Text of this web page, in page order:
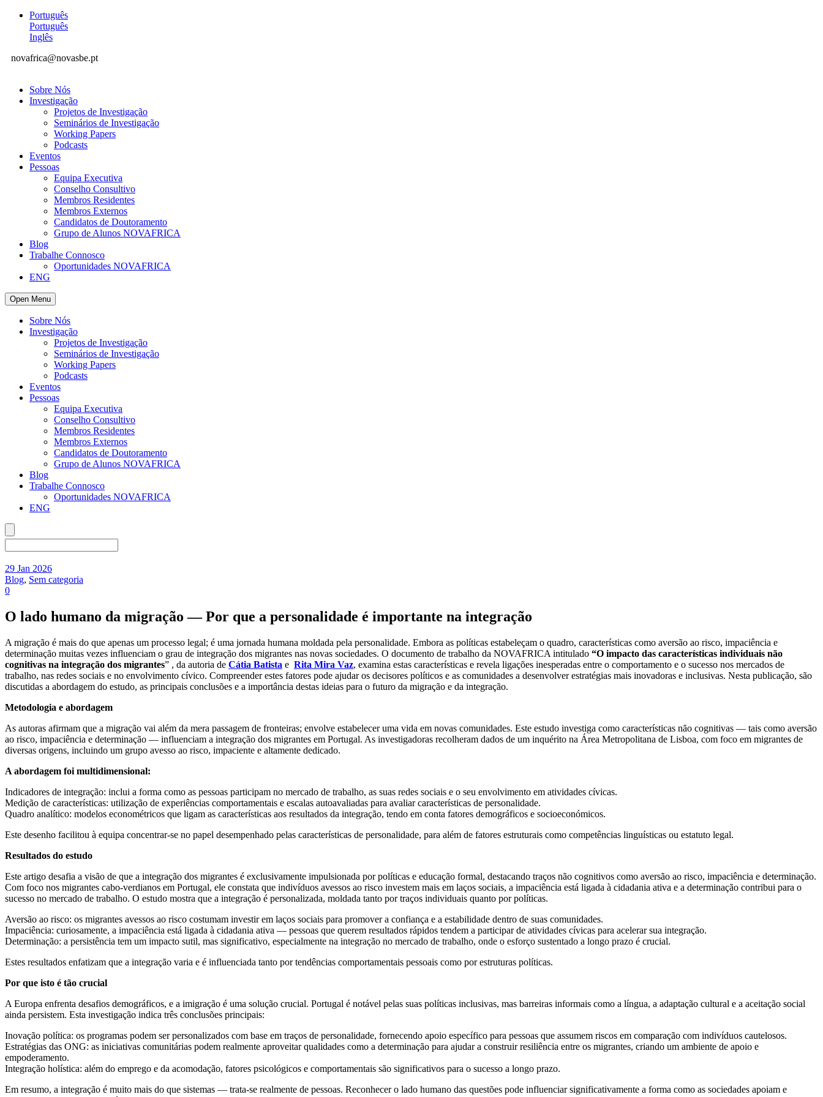
Português
Português
Inglês
novafrica@novasbe.pt
Sobre Nós
Investigação
Projetos de Investigação
Seminários de Investigação
Working Papers
Podcasts
Eventos
Pessoas
Equipa Executiva
Conselho Consultivo
Membros Residentes
Membros Externos
Candidatos de Doutoramento
Grupo de Alunos NOVAFRICA
Blog
Trabalhe Connosco
Oportunidades NOVAFRICA
ENG
Open Menu
Sobre Nós
Investigação
Projetos de Investigação
Seminários de Investigação
Working Papers
Podcasts
Eventos
Pessoas
Equipa Executiva
Conselho Consultivo
Membros Residentes
Membros Externos
Candidatos de Doutoramento
Grupo de Alunos NOVAFRICA
Blog
Trabalhe Connosco
Oportunidades NOVAFRICA
ENG
29 Jan 2026
Blog, Sem categoria
0
O lado humano da migração — Por que a personalidade é importante na integração
A migração é mais do que apenas um processo legal; é uma jornada humana moldada pela personalidade. Embora as políticas estabeleçam o quadro, características como aversão ao risco, impaciência e
determinação muitas vezes influenciam o grau de integração dos migrantes nas novas sociedades. O documento de trabalho da NOVAFRICA intitulado “O impacto das características individuais não
cognitivas na integração dos migrantes” , da autoria de Cátia Batista e Rita Mira Vaz, examina estas características e revela ligações inesperadas entre o comportamento e o sucesso nos mercados de
trabalho, nas redes sociais e no envolvimento cívico. Compreender estes fatores pode ajudar os decisores políticos e as comunidades a desenvolver estratégias mais inovadoras e inclusivas. Nesta publicação, são
discutidas a abordagem do estudo, as principais conclusões e a importância destas ideias para o futuro da migração e da integração.
Metodologia e abordagem
As autoras afirmam que a migração vai além da mera passagem de fronteiras; envolve estabelecer uma vida em novas comunidades. Este estudo investiga como características não cognitivas — tais como aversão
ao risco, impaciência e determinação — influenciam a integração dos migrantes em Portugal. As investigadoras recolheram dados de um inquérito na Área Metropolitana de Lisboa, com foco em migrantes de
diversas origens, incluindo um grupo avesso ao risco, impaciente e altamente dedicado.
A abordagem foi multidimensional:
Indicadores de integração: inclui a forma como as pessoas participam no mercado de trabalho, as suas redes sociais e o seu envolvimento em atividades cívicas.
Medição de características: utilização de experiências comportamentais e escalas autoavaliadas para avaliar características de personalidade.
Quadro analítico: modelos econométricos que ligam as características aos resultados da integração, tendo em conta fatores demográficos e socioeconómicos.
Este desenho facilitou à equipa concentrar-se no papel desempenhado pelas características de personalidade, para além de fatores estruturais como competências linguísticas ou estatuto legal.
Resultados do estudo
Este artigo desafia a visão de que a integração dos migrantes é exclusivamente impulsionada por políticas e educação formal, destacando traços não cognitivos como aversão ao risco, impaciência e determinação.
Com foco nos migrantes cabo-verdianos em Portugal, ele constata que indivíduos avessos ao risco investem mais em laços sociais, a impaciência está ligada à cidadania ativa e a determinação contribui para o
sucesso no mercado de trabalho. O estudo mostra que a integração é personalizada, moldada tanto por traços individuais quanto por políticas.
Aversão ao risco: os migrantes avessos ao risco costumam investir em laços sociais para promover a confiança e a estabilidade dentro de suas comunidades.
Impaciência: curiosamente, a impaciência está ligada à cidadania ativa — pessoas que querem resultados rápidos tendem a participar de atividades cívicas para acelerar sua integração.
Determinação: a persistência tem um impacto sutil, mas significativo, especialmente na integração no mercado de trabalho, onde o esforço sustentado a longo prazo é crucial.
Estes resultados enfatizam que a integração varia e é influenciada tanto por tendências comportamentais pessoais como por estruturas políticas.
Por que isto é tão crucial
A Europa enfrenta desafios demográficos, e a imigração é uma solução crucial. Portugal é notável pelas suas políticas inclusivas, mas barreiras informais como a língua, a adaptação cultural e a aceitação social
ainda persistem. Esta investigação indica três conclusões principais:
Inovação política: os programas podem ser personalizados com base em traços de personalidade, fornecendo apoio específico para pessoas que assumem riscos em comparação com indivíduos cautelosos.
Estratégias das ONG: as iniciativas comunitárias podem realmente aproveitar qualidades como a determinação para ajudar a construir resiliência entre os migrantes, criando um ambiente de apoio e
empoderamento.
Integração holística: além do emprego e da acomodação, fatores psicológicos e comportamentais são significativos para o sucesso a longo prazo.
Em resumo, a integração é muito mais do que sistemas — trata-se realmente de pessoas. Reconhecer o lado humano das questões pode influenciar significativamente a forma como as sociedades apoiam e